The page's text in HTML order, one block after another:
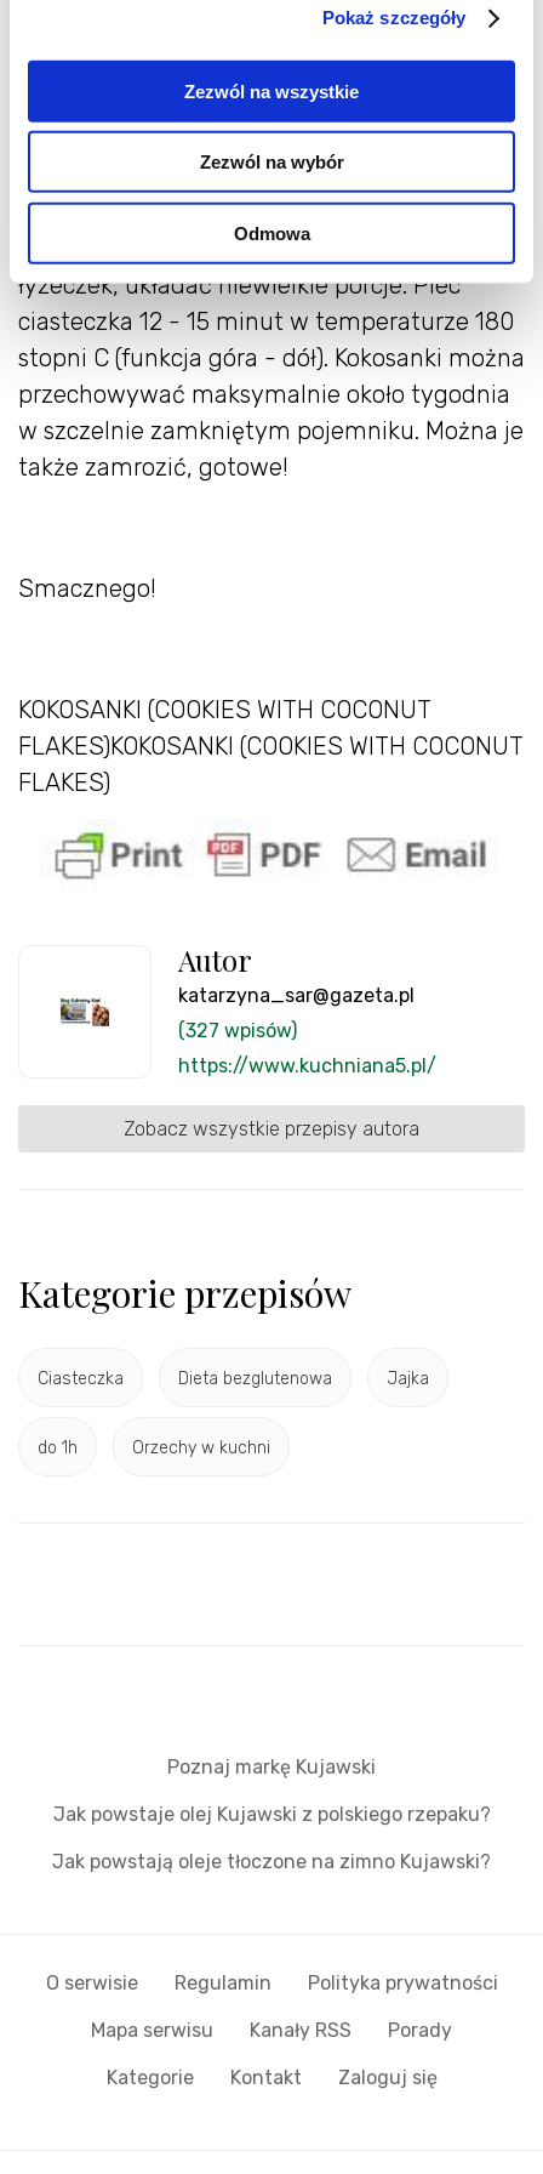
Pokaż szczegóły
Zezwól na wszystkie
Zezwól na wybór
Odmowa
pochłonęła wilgoć, a beza była sucha.
połączyły się. Na koniec dodać wystudzone
wiórki kokosowe do ubitych białek, delikatnie
Blachę wyłożyć papierem do pieczenia.
Formować kokosanki za pomocą dwóch
łyżeczek, układać niewielkie porcje. Piec
ciasteczka 12 - 15 minut w temperaturze 180
stopni C (funkcja góra - dół). Kokosanki można
przechowywać maksymalnie około tygodnia
w szczelnie zamkniętym pojemniku. Można je
także zamrozić, gotowe!
Smacznego!
KOKOSANKI (COOKIES WITH COCONUT
FLAKES)KOKOSANKI (COOKIES WITH COCONUT
FLAKES)
Autor
katarzyna_sar@gazeta.pl
(327 wpisów)
https://www.kuchniana5.pl/
Zobacz wszystkie przepisy autora
Kategorie przepisów
Ciasteczka Dieta bezglutenowa Jajka
do 1h Orzechy w kuchni
Poznaj markę Kujawski
Jak powstaje olej Kujawski z polskiego rzepaku?
Jak powstają oleje tłoczone na zimno Kujawski?
O serwisie Regulamin Polityka prywatności
Mapa serwisu Kanały RSS Porady
Kategorie Kontakt Zaloguj się